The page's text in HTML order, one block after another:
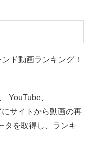
ド動画ランキング！
YouTube、
サイトから動画の再
タを取得し、ランキ